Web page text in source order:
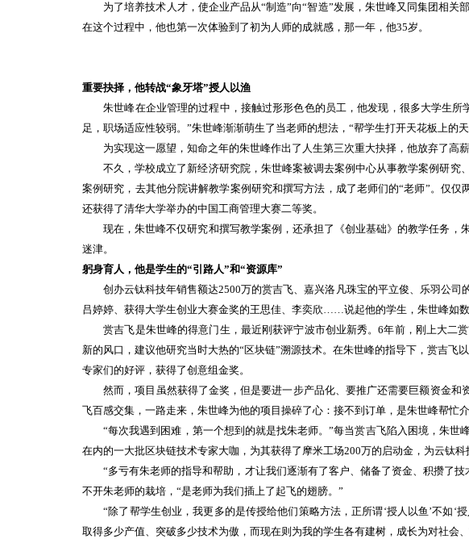
为了培养技术人才，使企业产品从“制造”向“智造”发展，朱世峰又同集团相关
在这个过程中，他也第一次体验到了初为人师的成就感，那一年，他35岁。
重要抉择，他转战“象牙塔”授人以渔
朱世峰在企业管理的过程中，接触过形形色色的员工，他发现，很多大学生所
足，职场适应性较弱。”朱世峰渐渐萌生了当老师的想法，“帮学生打开天花板上的
为实现这一愿望，知命之年的朱世峰作出了人生第三次重大抉择，他放弃了高薪
不久，学校成立了新经济研究院，朱世峰案被调去案例中心从事教学案例研究
案例研究，去其他分院讲解教学案例研究和撰写方法，成了老师们的“老师”。仅
还获得了清华大学举办的中国工商管理大赛二等奖。
现在，朱世峰不仅研究和撰写教学案例，还承担了《创业基础》的教学任务，
迷津。
躬身育人，他是学生的“引路人”和“资源库”
创办云钛科技年销售额达2500万的赏吉飞、嘉兴洛凡珠宝的平立俊、乐羽公司
吕婷婷、获得大学生创业大赛金奖的王思佳、李奕欣……说起他的学生，朱世峰如数
赏吉飞是朱世峰的得意门生，最近刚获评宁波市创业新秀。6年前，刚上大二
新的风口，建议他研究当时大热的“区块链”溯源技术。在朱世峰的指导下，赏吉
专家们的好评，获得了创意组金奖。
然而，项目虽然获得了金奖，但是要进一步产品化、要推广还需要巨额资金和
飞百感交集，一路走来，朱世峰为他的项目操碎了心：接不到订单，是朱世峰帮忙
“每次我遇到困难，第一个想到的就是找朱老师。”每当赏吉飞陷入困境，朱世
在内的一大批区块链技术专家大咖，为其获得了摩米工场200万的启动金，为云钛科
“多亏有朱老师的指导和帮助，才让我们逐渐有了客户、储备了资金、积攒了技
不开朱老师的栽培，“是老师为我们插上了起飞的翅膀。”
“除了帮学生创业，我更多的是传授给他们策略方法，正所谓‘授人以鱼’不如‘
取得多少产值、突破多少技术为傲，而现在则为我的学生各有建树，成长为对社会